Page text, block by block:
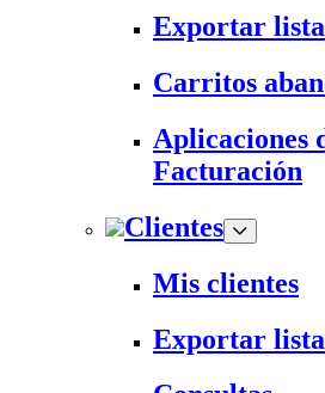
Exportar lista
Carritos
Aplicaciones
Facturación
Clientes
Mis clientes
Exportar